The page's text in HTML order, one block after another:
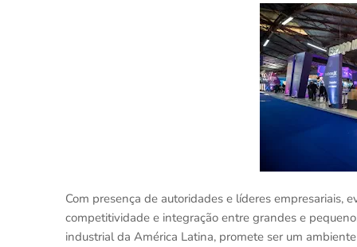
Com presença de autoridades e líderes empresariais,
competitividade e integração entre grandes e
industrial da América Latina, promete ser um